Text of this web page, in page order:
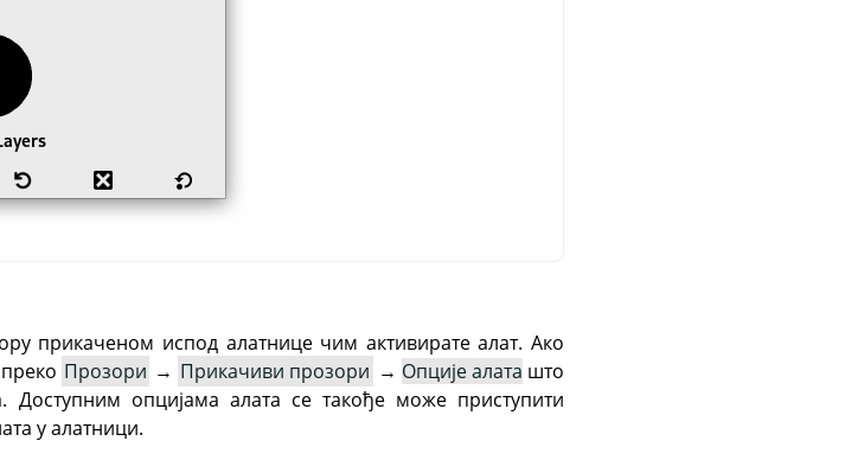
прикаченом испод алатнице чим активирате алат. Ако
Прозори → Прикачиви прозори → Опције алата што
Доступним опцијама алата се такође може приступити
у алатници.